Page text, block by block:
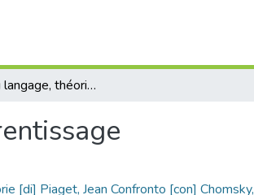
Théories du langage, théories de l'apprentissage
[di] Piaget, Jean Confronto [con] Chomsky,